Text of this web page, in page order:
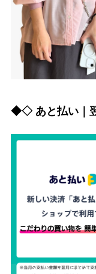
◆◇ あと払い｜